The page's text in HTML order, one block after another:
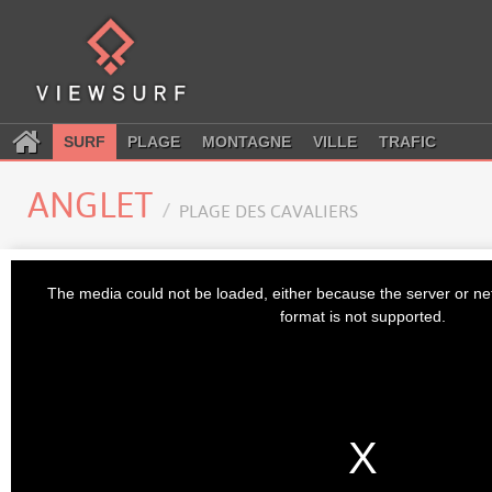
SURF PLAGE MONTAGNE VILLE TRAFIC
ANGLET PLAGE DES CAVALIERS
The media could not be loaded, either because the server or
format is not supported.